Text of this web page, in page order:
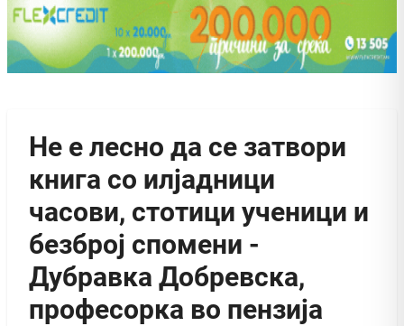
Не е лесно да се затвори
книга со илјадници
часови, стотици ученици и
безброј спомени -
Дубравка Добревска,
професорка во пензија